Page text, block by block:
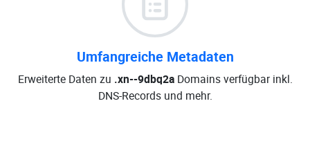
Umfangreiche Metadaten
Erweiterte Daten zu .xn--9dbq2aDomains verfügbar inkl.
DNS-Records und mehr.